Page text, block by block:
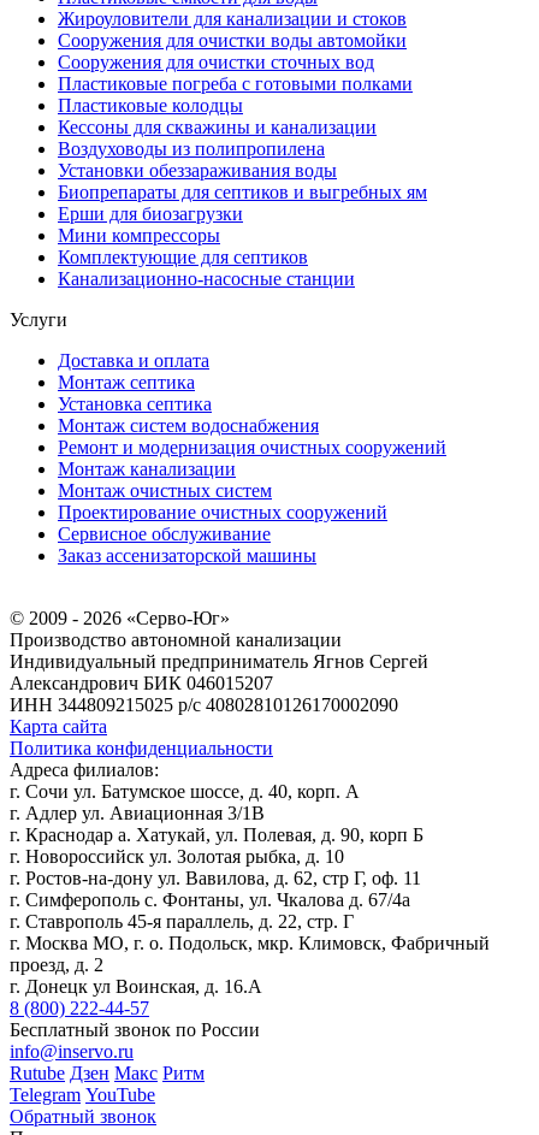
Жироуловители для канализации и стоков
Сооружения для очистки воды автомойки
Сооружения для очистки сточных вод
Пластиковые погреба с готовыми полками
Пластиковые колодцы
Кессоны для скважины и канализации
Воздуховоды из полипропилена
Установки обеззараживания воды
Биопрепараты для септиков и выгребных ям
Ерши для биозагрузки
Мини компрессоры
Комплектующие для септиков
Канализационно-насосные станции
Услуги
Доставка и оплата
Монтаж септика
Установка септика
Монтаж систем водоснабжения
Ремонт и модернизация очистных сооружений
Монтаж канализации
Монтаж очистных систем
Проектирование очистных сооружений
Сервисное обслуживание
Заказ ассенизаторской машины
© 2009 - 2026 «Серво-Юг»
Производство автономной канализации
Индивидуальный предприниматель Ягнов Сергей
Александрович БИК 046015207
ИНН 344809215025 р/с 40802810126170002090
Карта сайта
Политика конфиденциальности
Адреса филиалов:
г. Сочи ул. Батумское шоссе, д. 40, корп. А
г. Адлер ул. Авиационная 3/1В
г. Краснодар а. Хатукай, ул. Полевая, д. 90, корп Б
г. Новороссийск ул. Золотая рыбка, д. 10
г. Ростов-на-дону ул. Вавилова, д. 62, стр Г, оф. 11
г. Симферополь с. Фонтаны, ул. Чкалова д. 67/4а
г. Ставрополь 45-я параллель, д. 22, стр. Г
г. Москва МО, г. о. Подольск, мкр. Климовск, Фабричный
проезд, д. 2
г. Донецк ул Воинская, д. 16.А
8 (800) 222-44-57
Бесплатный звонок по России
info@inservo.ru
Rutube Дзен Макс Ритм
Telegram YouTube
Обратный звонок